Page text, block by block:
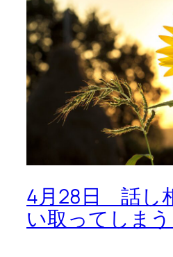
4月28日 話し
い取ってしま